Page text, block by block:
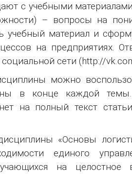
с учебными
– вопросы на
учебный материал и
на предприятиях.
сети (http://
можно
в конце каждой темы.
на полный текст
«Основы
единого
на